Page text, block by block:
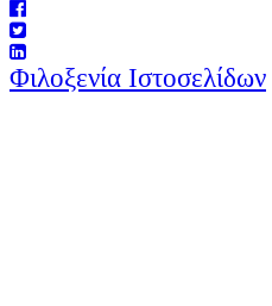
Φιλοξενία Ιστοσελίδων